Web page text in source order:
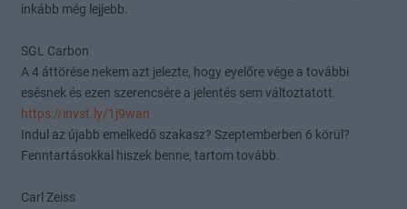
inkább még lejjebb.
SGL Carbon
A 4 áttörése nekem azt jelezte, hogy eyelőre vége a további
esésnek és ezen szerencsére a jelentés sem változtatott.
https://invst.ly/1j9wan
Indul az újabb emelkedő szakasz? Szeptemberben 6 körül?
Fenntartásokkal hiszek benne, tartom tovább.
Carl Zeiss